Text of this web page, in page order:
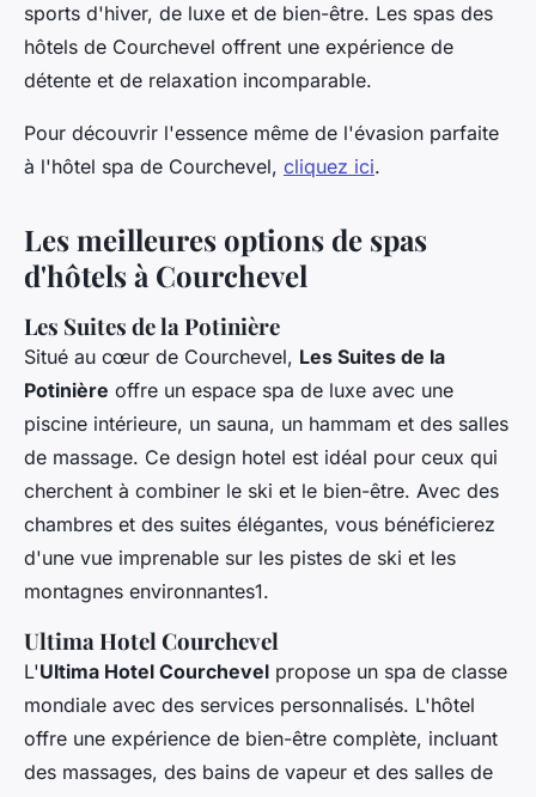
sports d'hiver, de luxe et de bien-être. Les spas des
hôtels de Courchevel offrent une expérience de
détente et de relaxation incomparable.
Pour découvrir l'essence même de l'évasion parfaite
à l'hôtel spa de Courchevel, cliquez ici.
Les meilleures options de spas
d'hôtels à Courchevel
Les Suites de la Potinière
Situé au cœur de Courchevel, Les Suites de la
Potinière offre un espace spa de luxe avec une
piscine intérieure, un sauna, un hammam et des salles
de massage. Ce design hotel est idéal pour ceux qui
cherchent à combiner le ski et le bien-être. Avec des
chambres et des suites élégantes, vous bénéficierez
d'une vue imprenable sur les pistes de ski et les
montagnes environnantes1.
Ultima Hotel Courchevel
L'Ultima Hotel Courchevel propose un spa de classe
mondiale avec des services personnalisés. L'hôtel
offre une expérience de bien-être complète, incluant
des massages, des bains de vapeur et des salles de